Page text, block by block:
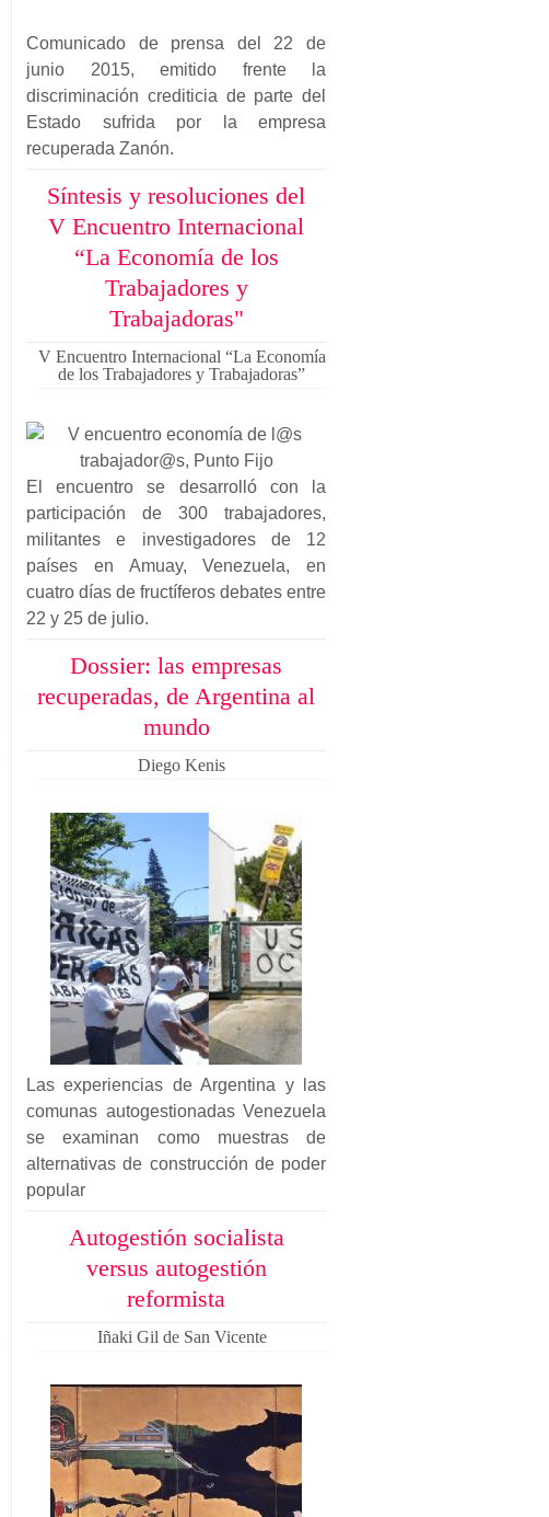
Comunicado de prensa del 22 de
junio 2015, emitido frente la
discriminación crediticia de parte del
Estado sufrida por la empresa
recuperada Zanón.
Síntesis y resoluciones del
V Encuentro Internacional
“La Economía de los
Trabajadores y
Trabajadoras"
V Encuentro Internacional “La Economía
de los Trabajadores y Trabajadoras”
El encuentro se desarrolló con la
participación de 300 trabajadores,
militantes e investigadores de 12
países en Amuay, Venezuela, en
cuatro días de fructíferos debates entre
22 y 25 de julio.
Dossier: las empresas
recuperadas, de Argentina al
mundo
Diego Kenis
Las experiencias de Argentina y las
comunas autogestionadas Venezuela
se examinan como muestras de
alternativas de construcción de poder
popular
Autogestión socialista
versus autogestión
reformista
Iñaki Gil de San Vicente